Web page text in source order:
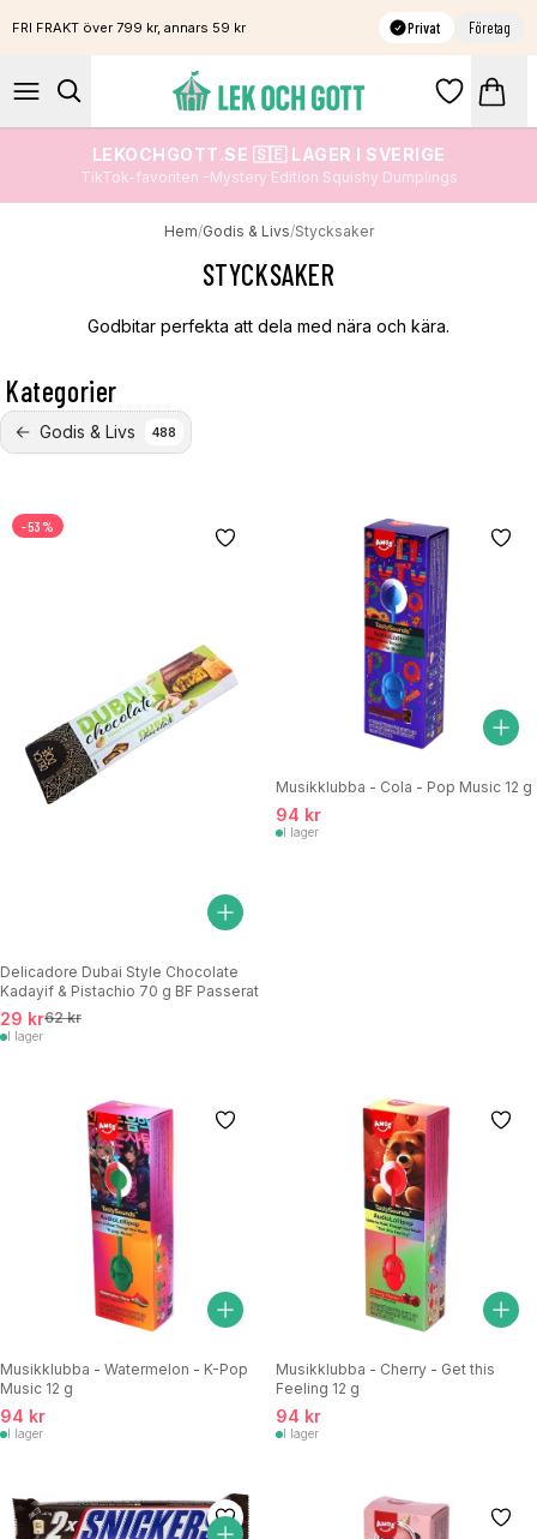
FRI FRAKT över 799 kr, annars 59 kr Privat Företag
LEKOCHGOTT.SE 🇸🇪 LAGER I SVERIGE
TikTok-favoriten -Mystery Edition Squishy Dumplings
Hem/Godis & Livs/Stycksaker
STYCKSAKER
Godbitar perfekta att dela med nära och kära.
Kategorier
Godis & Livs 488
-53%
Delicadore Dubai Style Chocolate
Kadayif & Pistachio 70 g BF Passerat
29 kr62 kr
I lager
Musikklubba - Cola - Pop Music 12 g
94 kr
I lager
Musikklubba - Watermelon - K-Pop
Music 12 g
94 kr
I lager
Musikklubba - Cherry - Get this
Feeling 12 g
94 kr
I lager